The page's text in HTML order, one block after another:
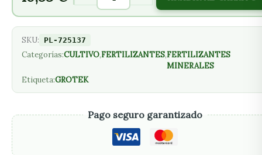
SKU: PL-725137
Categorías:CULTIVO,FERTILIZANTES,FERTILIZANTES
MINERALES
Etiqueta:GROTEK
Pago seguro garantizado